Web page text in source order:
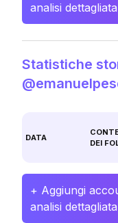
analisi
Statistiche
DATA
DEI
+ Aggiungi
analisi